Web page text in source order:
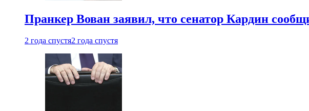
Пранкер Вован заявил, что сенатор Кардин
2 года спустя2 года спустя